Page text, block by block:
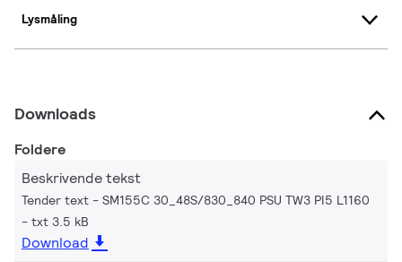
Lysmåling
Downloads
Foldere
Beskrivende tekst
Tender text - SM155C 30_48S/830_840 PSU TW3 PI5 L1160
txt 3.5 kB
Download